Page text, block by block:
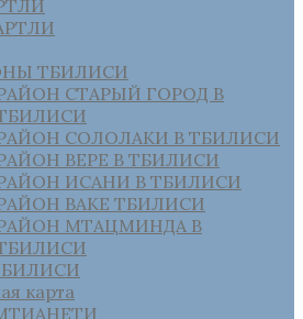
ТБИЛИСИ
СТАРЫЙ ГОРОД В
СОЛОЛАКИ В ТБИЛИСИ
ВЕРЕ В ТБИЛИСИ
ИСАНИ В ТБИЛИСИ
ВАКЕ ТБИЛИСИ
МТАЦМИНДА В
карта